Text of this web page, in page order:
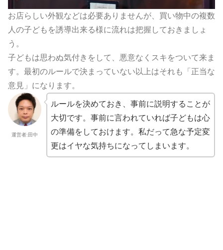
お店らしい外観などは必要ありませんが、 買い物中の複数
人の子どもを誘導出来る様に流れは把握しておきま しょ
う。
子どもは思わぬ気付きをして、悪意なくスキをついて来ま
す。 最初のルールで決まっていない以上はそれも「正当な
意見」 になります。
運営者:田中
ルールを決めておき、事前に説明することが
大切です。 事前に言われていれば子どもは心
の準備をしておけます。 私だって急な予定変
更はイヤな気持ちになってしまいます。